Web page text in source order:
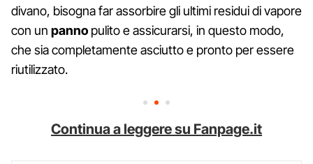
divano, bisogna far assorbire gli ultimi residui di vapore
con un panno pulito e assicurarsi, in questo modo,
che sia completamente asciutto e pronto per essere
riutilizzato.
Continua a leggere su Fanpage.it